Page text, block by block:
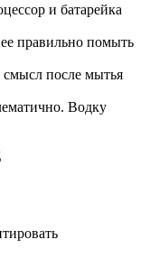
и батарейка
правильно помыть
после мытья
Водку